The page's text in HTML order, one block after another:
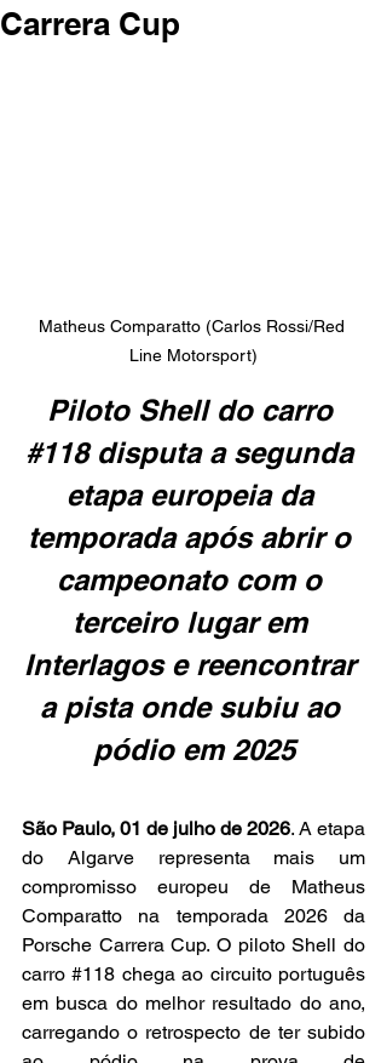
Carrera Cup
Matheus Comparatto (Carlos Rossi/Red
Line Motorsport)
Piloto Shell do carro
#118 disputa a segunda
etapa europeia da
temporada após abrir o
campeonato com o
terceiro lugar em
Interlagos e reencontrar
a pista onde subiu ao
pódio em 2025
São Paulo, 01 de julho de 2026. A etapa
do Algarve representa mais um
compromisso europeu de Matheus
Comparatto na temporada 2026 da
Porsche Carrera Cup. O piloto Shell do
carro #118 chega ao circuito português
em busca do melhor resultado do ano,
carregando o retrospecto de ter subido